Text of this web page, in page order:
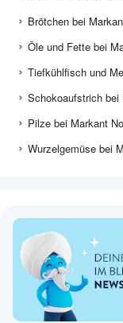
Brötchen bei
Öle und Fette bei
Tiefkühlfisch und
Schokoaufstrich bei
Pilze bei Markant
Wurzelgemüse bei